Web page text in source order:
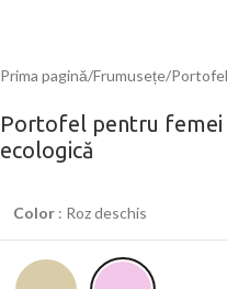
Prima pagină/Frumusețe/
Portofel pentru femei
ecologică
Color : Roz deschis